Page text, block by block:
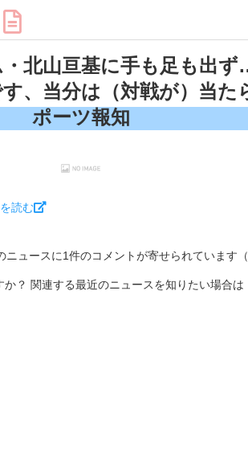
・北山亘基に手も足も出
、当分は（対戦が）当た
ポーツ報知
読む
ュースに1件のコメントが寄せられています
？ 関連する最近のニュースを知りたい場合は